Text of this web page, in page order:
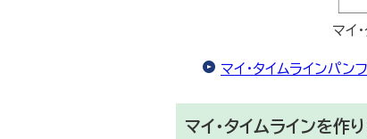
マイ
マイ・タイムラインパン
マイ・タイムラインを作